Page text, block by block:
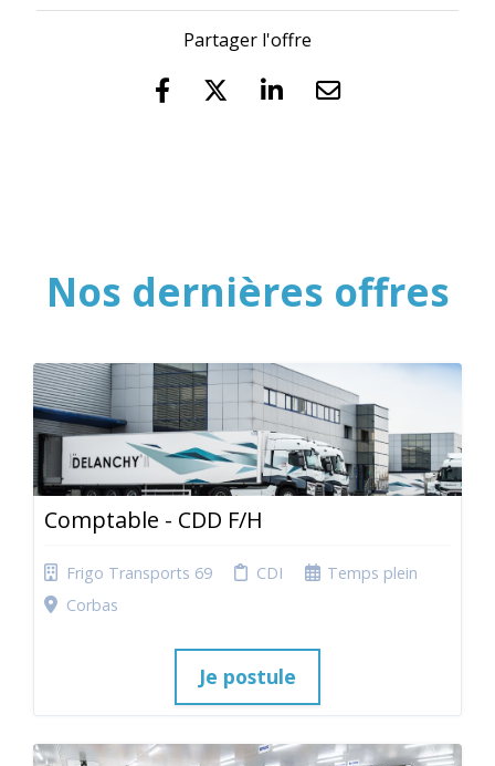
Partager l'offre
Nos dernières offres
Comptable - CDD F/H
Frigo Transports 69 CDI
Temps plein
Corbas
Je postule